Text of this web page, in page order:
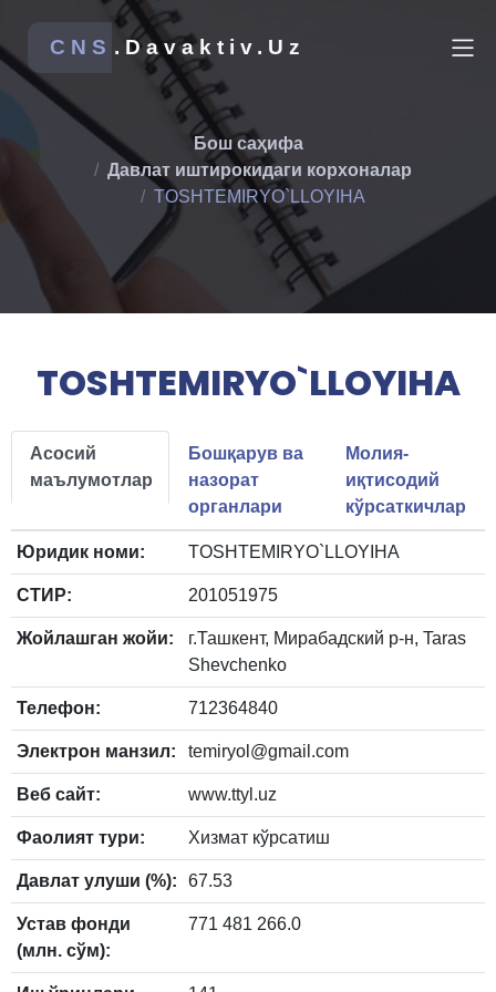
CNS .Davaktiv.Uz
Бош саҳифа
Давлат иштирокидаги корхоналар
TOSHTEMIRYO`LLOYIHA
TOSHTEMIRYO`LLOYIHA
Асосий
маълумотлар
Бошқарув ва
назорат
органлари
Молия-
иқтисодий
кўрсаткичлар
Юридик номи: TOSHTEMIRYO`LLOYIHA
СТИР: 201051975
Жойлашган жойи:
г.Ташкент, Мирабадский р-н, Taras
Shevchenko
Телефон: 712364840
Электрон манзил: temiryol@gmail.com
Веб сайт: www.ttyl.uz
Фаолият тури: Хизмат кўрсатиш
Давлат улуши (%): 67.53
Устав фонди
(млн. сўм):
771 481 266.0